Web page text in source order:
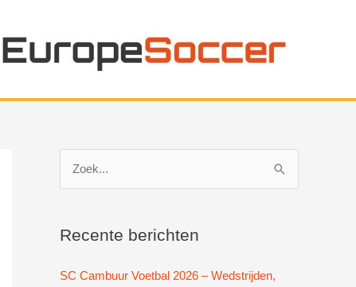
k
a
Recente berichten
SC Cambuur Voetbal 2026 – Wedstrijden,